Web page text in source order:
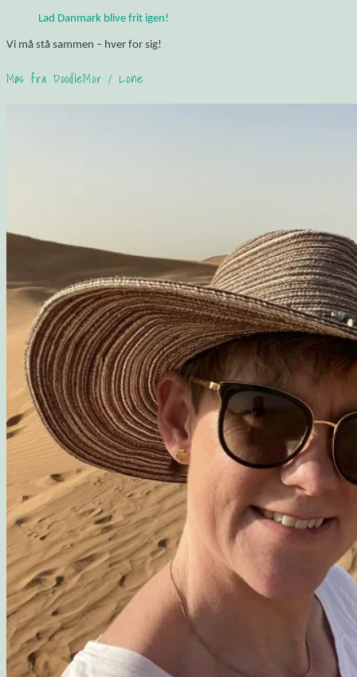
Lad Danmark blive frit igen!
Vi må stå sammen – hver for sig!
Møs fra DoodleMor / Lone